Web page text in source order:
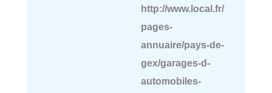
http://www.local.fr/
pages-
annuaire/pays-de-
gex/garages-d-
automobiles-